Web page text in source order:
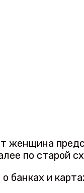
женщина
по старой
банках и